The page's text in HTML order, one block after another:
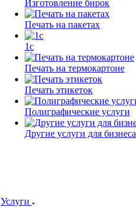
Изготовление бирок
Печать на пакетах
1c
Печать на термокартоне
Печать этикеток
Полиграфические услуги
Другие услуги для бизнеса
Услуги